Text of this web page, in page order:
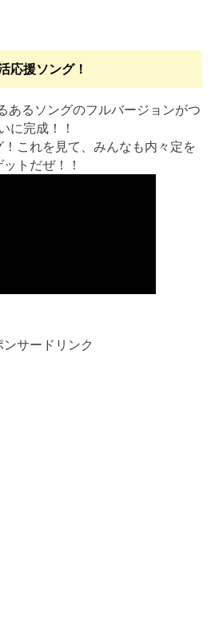
応援ソング！
あるソングのフルバージョンがつ
に完成！！
これを見て、みんなも内々定を
ットだぜ！！
ンサードリンク